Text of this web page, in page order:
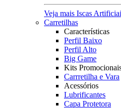
Veja mais Iscas
Carretilhas
Características
Perfil Baixo
Perfil Alto
Big Game
Kits
Carrretilha e Vara
Acessórios
Lubrificantes
Capa Protetora